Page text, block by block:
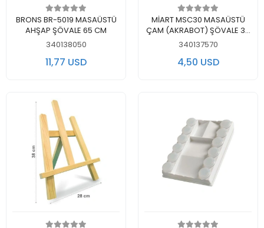
Add to cart
BRONS BR-5019 MASAÜSTÜ
AHŞAP ŞÖVALE 65 CM
340138050
11,77 USD
Add to cart
MİART MSC30 MASAÜSTÜ
ÇAM (AKRABOT) ŞÖVALE 30
CM
340137570
4,50 USD